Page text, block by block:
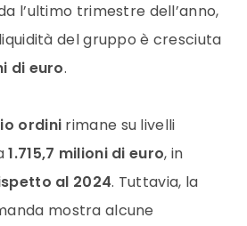
l’ultimo trimestre dell’anno,
del gruppo è cresciuta
di euro.
ordini rimane su livelli
1.715,7 milioni di euro, in
al 2024. Tuttavia, la
mostra alcune